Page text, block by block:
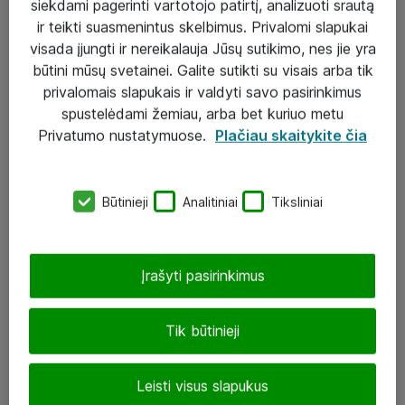
Sprendimai ir paslaugos
Paslaugos
Įgyvendinti projektai
J. Rutkausko g. 6, Vilnius
siekdami pagerinti vartotojo patirtį, analizuoti srautą
ir teikti suasmenintus skelbimus. Privalomi slapukai
visada įjungti ir nereikalauja Jūsų sutikimo, nes jie yra
būtini mūsų svetainei. Galite sutikti su visais arba tik
privalomais slapukais ir valdyti savo pasirinkimus
spustelėdami žemiau, arba bet kuriuo metu
Privatumo nustatymuose. Plačiau skaitykite čia
Būtinieji Analitiniai Tiksliniai
Tik būtinieji
Leisti visus slapukus
Įrašyti pasirinkimus